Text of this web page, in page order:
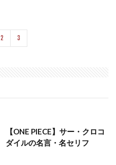
2 3
【ONE PIECE】サー・クロコ
ダイルの名言・名セリフ